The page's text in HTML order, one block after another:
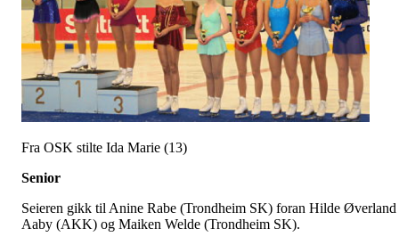
Fra OSK stilte Ida Marie (13)
Senior
Seieren gikk til Anine Rabe (Trondheim SK) foran Hilde Øverland
Aaby (AKK) og Maiken Welde (Trondheim SK).